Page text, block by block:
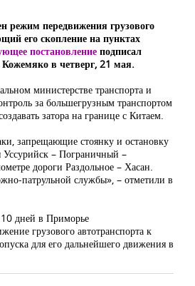
режим передвижения грузового
его скопление на пунктах
постановление подписал
в четверг, 21 мая.
министерстве транспорта и
за большегрузным транспортом
затора на границе с Китаем.
запрещающие стоянку и остановку
Уссурийск – Пограничный –
дороги Раздольное – Хасан.
патрульной службы», – отметили в
дней в Приморье
грузового автотранспорта к
для его дальнейшего движения в